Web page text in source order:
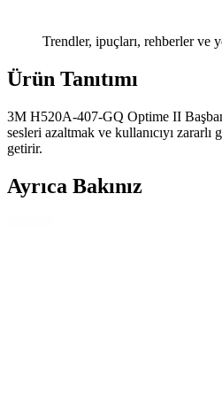
Trendler, ipuçları, rehberler
Ürün Tanıtımı
3M H520A-407-GQ Optime II
sesleri azaltmak ve kullanıcıyı
getirir.
Ayrıca Bakınız
3M 1100 ve Moldex 7700
Bu karşılaştırmada, 3M 1100 ve
3M 1100 Kullan At Kulak